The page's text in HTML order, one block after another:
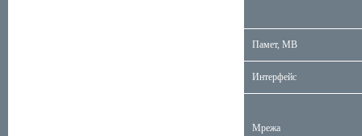
Памет, MB
Интерфейс
Мрежа